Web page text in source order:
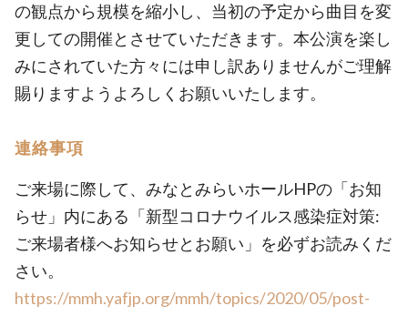
の観点から規模を縮小し、当初の予定から曲目を変
更しての開催とさせていただきます。本公演を楽し
みにされていた方々には申し訳ありませんがご理解
賜りますようよろしくお願いいたします。
連絡事項
ご来場に際して、みなとみらいホールHPの「お知
らせ」内にある「新型コロナウイルス感染症対策:
ご来場者様へお知らせとお願い」を必ずお読みくだ
さい。
https://mmh.yafjp.org/mmh/topics/2020/05/post-